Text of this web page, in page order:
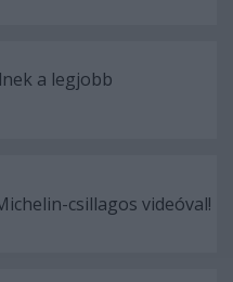
a legjobb
csillagos videóval!